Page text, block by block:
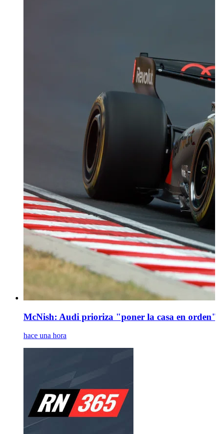
McNish: Audi prioriza "poner la casa en
hace una hora